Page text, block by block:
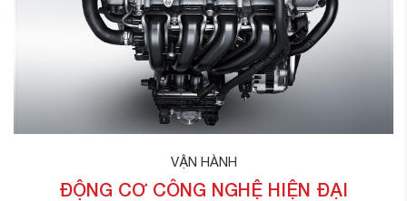
VẬN HÀNH
ĐỘNG CƠ CÔNG NGHỆ HIỆN ĐẠI